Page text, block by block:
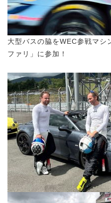
大型バスの脇をWEC参戦マシ
ファリ」に参加！